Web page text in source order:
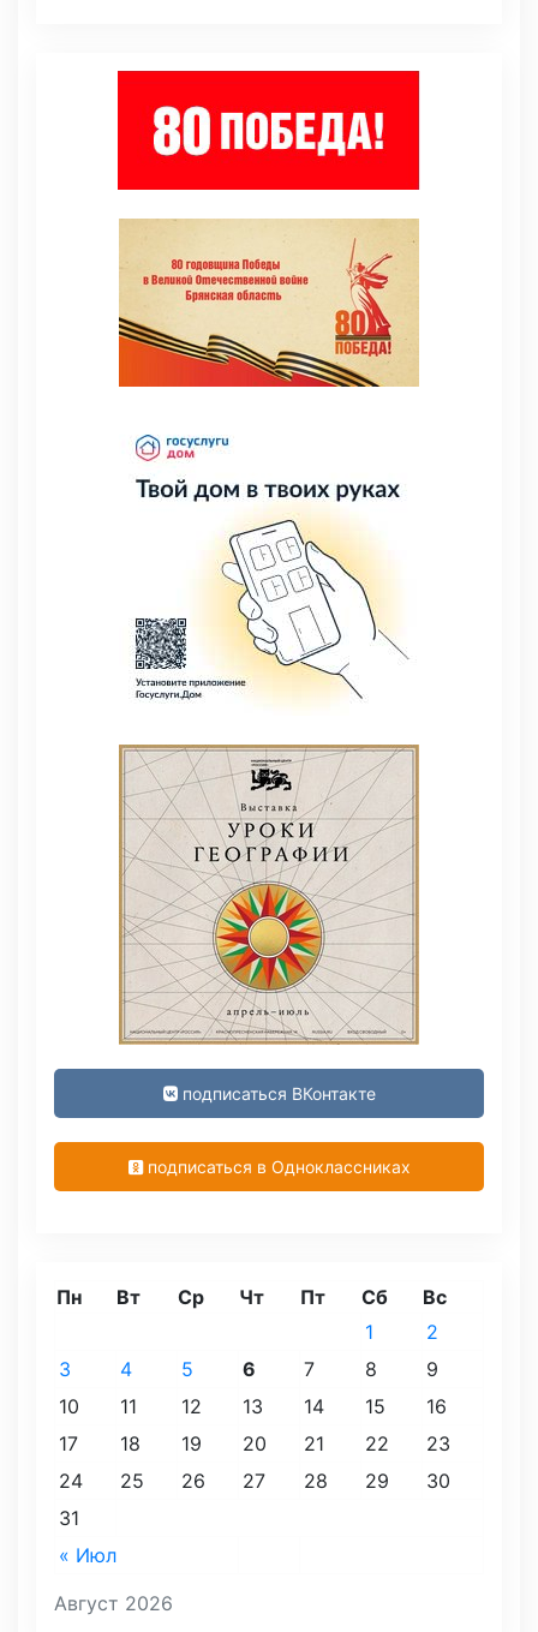
подписаться ВКонтакте
подписаться в Одноклассниках
Август 2026
Пн Вт Ср Чт Пт Сб Вс
« Июл
1
2
3
4 5 6 7 8
9
10
11 12 13 14 15
16
17
18 19 20 21 22
23
24
25 26 27 28 29
30
31